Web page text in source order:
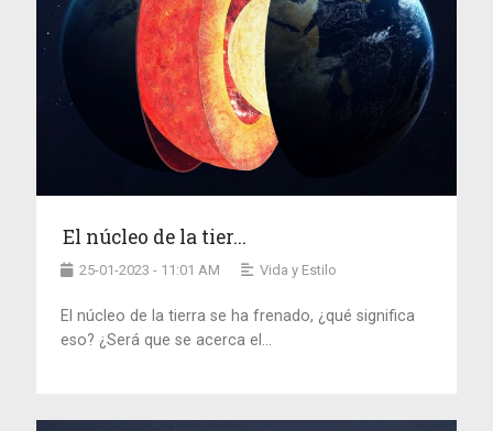
El núcleo de la tier...
25-01-2023 - 11:01 AM Vida y Estilo
El núcleo de la tierra se ha frenado, ¿qué significa
eso? ¿Será que se acerca el...